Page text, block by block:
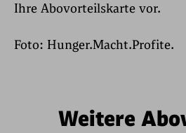
Ihre Abovorteilskarte vor.
Foto: Hunger.Macht.Profite.
Weitere